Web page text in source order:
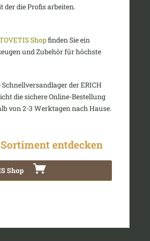
der die Profis arbeiten.
Shopfinden Sie ein
und Zubehör für höchste
der ERICH
die sichere Online-Bestellung
von 2-3 Werktagen nach Hause.
entdecken
Shop